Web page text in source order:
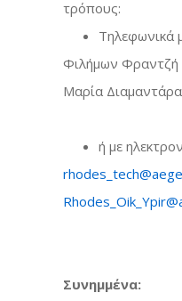
τρόπους:
Τηλεφωνικά
Φιλήμων
Μαρία
ή με
Συνημμένα: